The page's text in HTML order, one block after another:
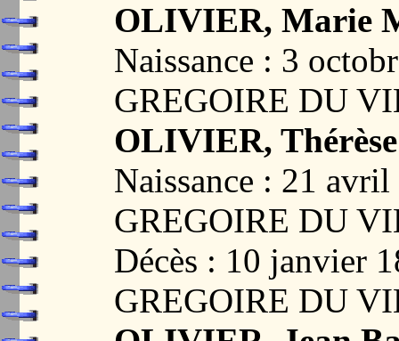
OLIVIER, Marie
Naissance : 3
GREGOIRE DU
OLIVIER, Thérèse
Naissance : 21
GREGOIRE DU
Décès : 10 janvier
GREGOIRE DU